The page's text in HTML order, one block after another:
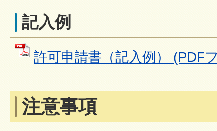
記入例
許可申請書（記入例） (PDF
注意事項